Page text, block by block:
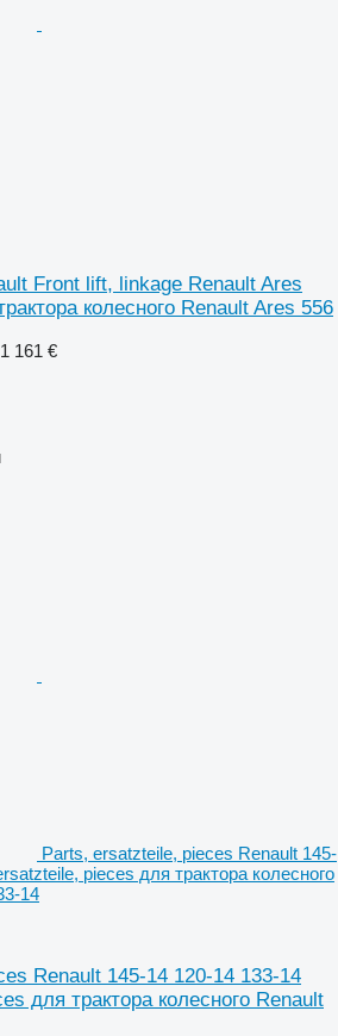
Front lift, linkage Renault Ares
колесного Renault Ares 556
161 €
Parts, ersatzteile, pieces Renault 145-
pieces для трактора колесного
14
Renault 145-14 120-14 133-14
для трактора колесного Renault